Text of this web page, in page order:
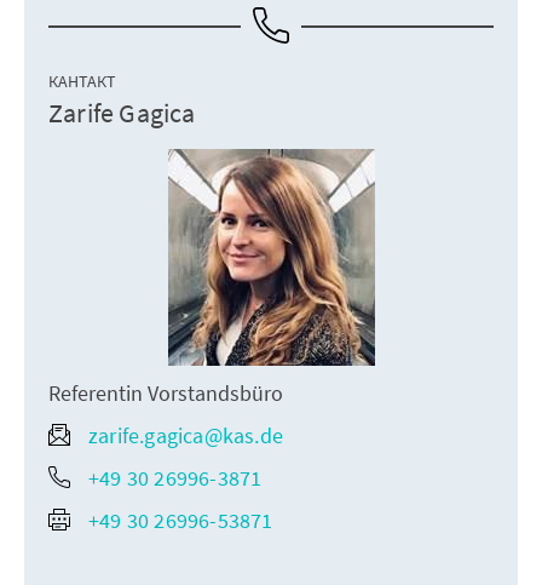
КАНТАКТ
Zarife Gagica
Referentin Vorstandsbüro
zarife.gagica@kas.de
+49 30 26996-3871
+49 30 26996-53871